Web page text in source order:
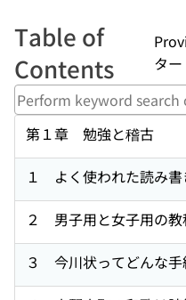
Table of
Contents
ター
第１章 勉強と稽古
１ よく使われた読み書
２ 男子用と女子用の教
３ 今川状ってどんな手